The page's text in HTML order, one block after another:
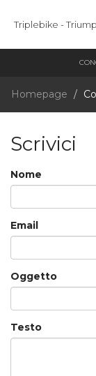
Triplebike -
Homepage
Scrivici
Nome
Email
Oggetto
Testo